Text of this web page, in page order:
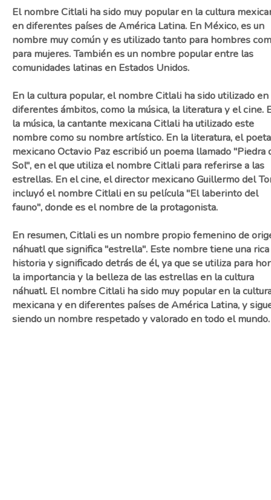
El nombre Citlali ha sido muy popular en la cultura
en diferentes países de América Latina. En México, es un
nombre muy común y es utilizado tanto para hombres
para mujeres. También es un nombre popular entre las
comunidades latinas en Estados Unidos.
En la cultura popular, el nombre Citlali ha sido utilizado en
diferentes ámbitos, como la música, la literatura y el cine.
la música, la cantante mexicana Citlali ha utilizado este
nombre como su nombre artístico. En la literatura, el poeta
mexicano Octavio Paz escribió un poema llamado "Piedra
Sol", en el que utiliza el nombre Citlali para referirse a las
estrellas. En el cine, el director mexicano Guillermo del
incluyó el nombre Citlali en su película "El laberinto del
fauno", donde es el nombre de la protagonista.
En resumen, Citlali es un nombre propio femenino de
náhuatl que significa "estrella". Este nombre tiene una rica
historia y significado detrás de él, ya que se utiliza para
la importancia y la belleza de las estrellas en la cultura
náhuatl. El nombre Citlali ha sido muy popular en la
mexicana y en diferentes países de América Latina, y
siendo un nombre respetado y valorado en todo el mundo.